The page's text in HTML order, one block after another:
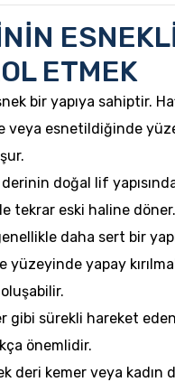
ETMEK
bir yapıya sahiptir.
veya esnetildiğinde
derinin doğal lif
tekrar eski haline döner.
daha sert bir
yüzeyinde yapay
gibi sürekli hareket
önemlidir.
deri kemer veya kadın